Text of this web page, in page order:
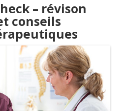
– révison
conseils